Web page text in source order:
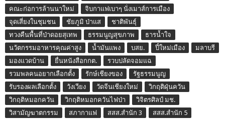
คณะก่อการล้านนาใหม่
จิบกาแฟเบาๆ นั่งเมาส์การเมือง
จุดเสี่ยงในชุมชน
ชัยภูมิ ป่าแส
ชาติพันธุ์
ทวงคืนพื้นที่ป่าดอยสุเทพ
ธรรมนูญสุขภาพ
ธารน้ำใจ
นวัตกรรมอาหารคุณค่าสูง
น้ำมันแพง บสย. ปี๋ใหม่เมือง
มลาบรี
มองแวดบ้าน
ยื่นหนังสือกกต.
รวบปลัดจอมแฉ
รวมพลคนอยากเลือกตั้ง
รักษ์เชียงของ
รัฐธรรมนูญ
รับรองผลเลือกตั้ง
วังเวียง วัดจีนเชียงใหม่
วิกฤติฝุ่นควัน
วิกฤติหมอกควัน
วิกฤติหมอกควันไฟป่า
วิจิตรศิลป์ มช.
วิสามัญฆาตกรรม
สภากาแฟ สสส.สำนัก 3 สสส.สำนัก 5